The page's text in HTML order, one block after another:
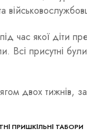
час якої діти
Всі присутні
двох тижнів,
ПРИШКІЛЬНІ ТАБОРИ